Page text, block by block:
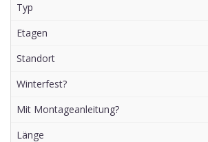
Typ
Etagen
Standort
Winterfest?
Mit Montageanleitung?
Länge